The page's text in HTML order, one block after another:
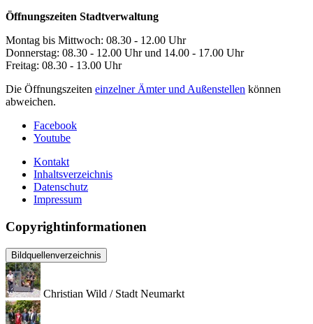
Öffnungszeiten Stadtverwaltung
Montag bis Mittwoch: 08.30 - 12.00 Uhr
Donnerstag: 08.30 - 12.00 Uhr und 14.00 - 17.00 Uhr
Freitag: 08.30 - 13.00 Uhr
Die Öffnungszeiten einzelner Ämter und Außenstellen können
abweichen.
Facebook
Youtube
Kontakt
Inhaltsverzeichnis
Datenschutz
Impressum
Copyrightinformationen
Bildquellenverzeichnis
Christian Wild / Stadt Neumarkt